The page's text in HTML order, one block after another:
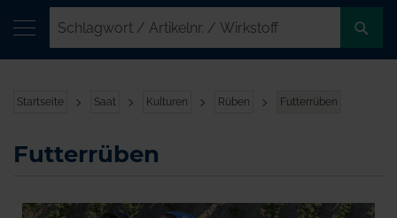
Startseite Saat Kulturen Rüben Futterrüben
Futterrüben